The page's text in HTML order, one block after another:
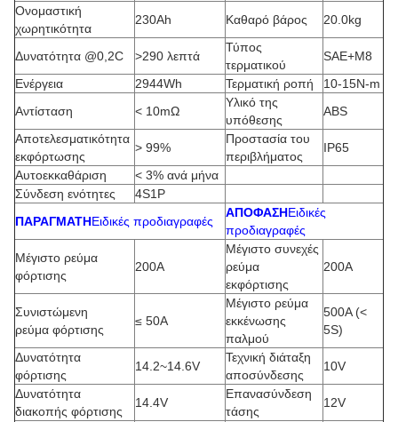
Ονομαστική
χωρητικότητα
230Ah Καθαρό βάρος 20.0kg
Δυνατότητα @0,2C >290 λεπτά
Τύπος
τερματικού
SAE+M8
Ενέργεια
2944Wh Τερματική ροπή
10-15N-m
Αντίσταση
< 10mΩ
Υλικό της
υπόθεσης
ABS
Αποτελεσματικότητα
εκφόρτωσης
> 99%
Προστασία του
περιβλήματος
IP65
Αυτοεκκαθάριση
< 3% ανά μήνα
Σύνδεση ενότητες
4S1P
ΠΑΡΑΓΜΑΤΗΕιδικές προδιαγραφές
ΑΠΟΦΑΣΗΕιδικές
προδιαγραφές
Μέγιστο ρεύμα
φόρτισης
200A
Μέγιστο συνεχές
ρεύμα
εκφόρτισης
200A
Συνιστώμενη
ρεύμα φόρτισης
≤ 50A
Μέγιστο ρεύμα
εκκένωσης
παλμού
500A (<
5S)
Δυνατότητα
φόρτισης
14.2~14.6V
Τεχνική διάταξη
αποσύνδεσης
10V
Δυνατότητα
διακοπής φόρτισης
14.4V
Επανασύνδεση
τάσης
12V